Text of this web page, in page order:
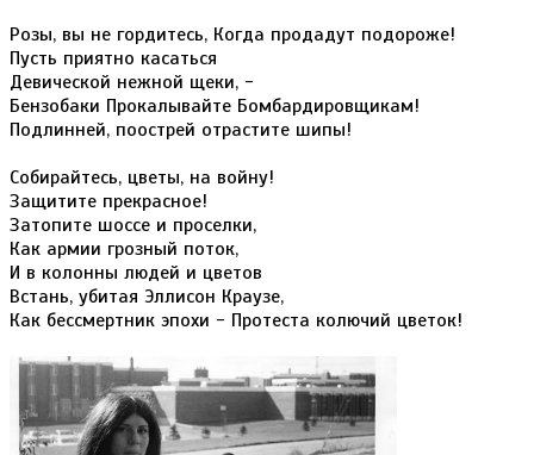
Розы, вы не гордитесь, Когда продадут подороже!
Пусть приятно касаться
Девической нежной щеки, -
Бензобаки Прокалывайте Бомбардировщикам!
Подлинней, поострей отрастите шипы!
Собирайтесь, цветы, на войну!
Защитите прекрасное!
Затопите шоссе и проселки,
Как армии грозный поток,
И в колонны людей и цветов
Встань, убитая Эллисон Краузе,
Как бессмертник эпохи - Протеста колючий цветок!